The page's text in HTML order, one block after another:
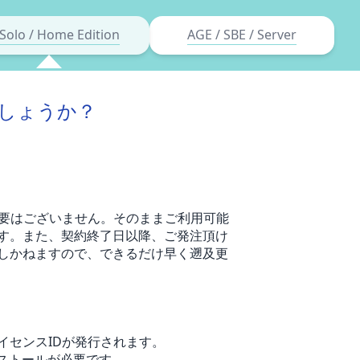
/ Home Edition AGE / SBE / Server
ょうか？
はございません。そのままご利用可能
。また、契約終了日以降、ご発注頂け
かねますので、できるだけ早く遡及更
ンスIDが発行されます。